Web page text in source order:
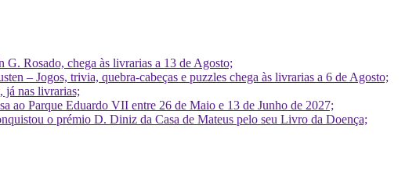
Rosado, chega às livrarias a 13 de Agosto;
– Jogos, trivia, quebra-cabeças e puzzles chega às livrarias a 6 de Agosto;
já nas livrarias;
ao Parque Eduardo VII entre 26 de Maio e 13 de Junho de 2027;
o prémio D. Diniz da Casa de Mateus pelo seu Livro da Doença;